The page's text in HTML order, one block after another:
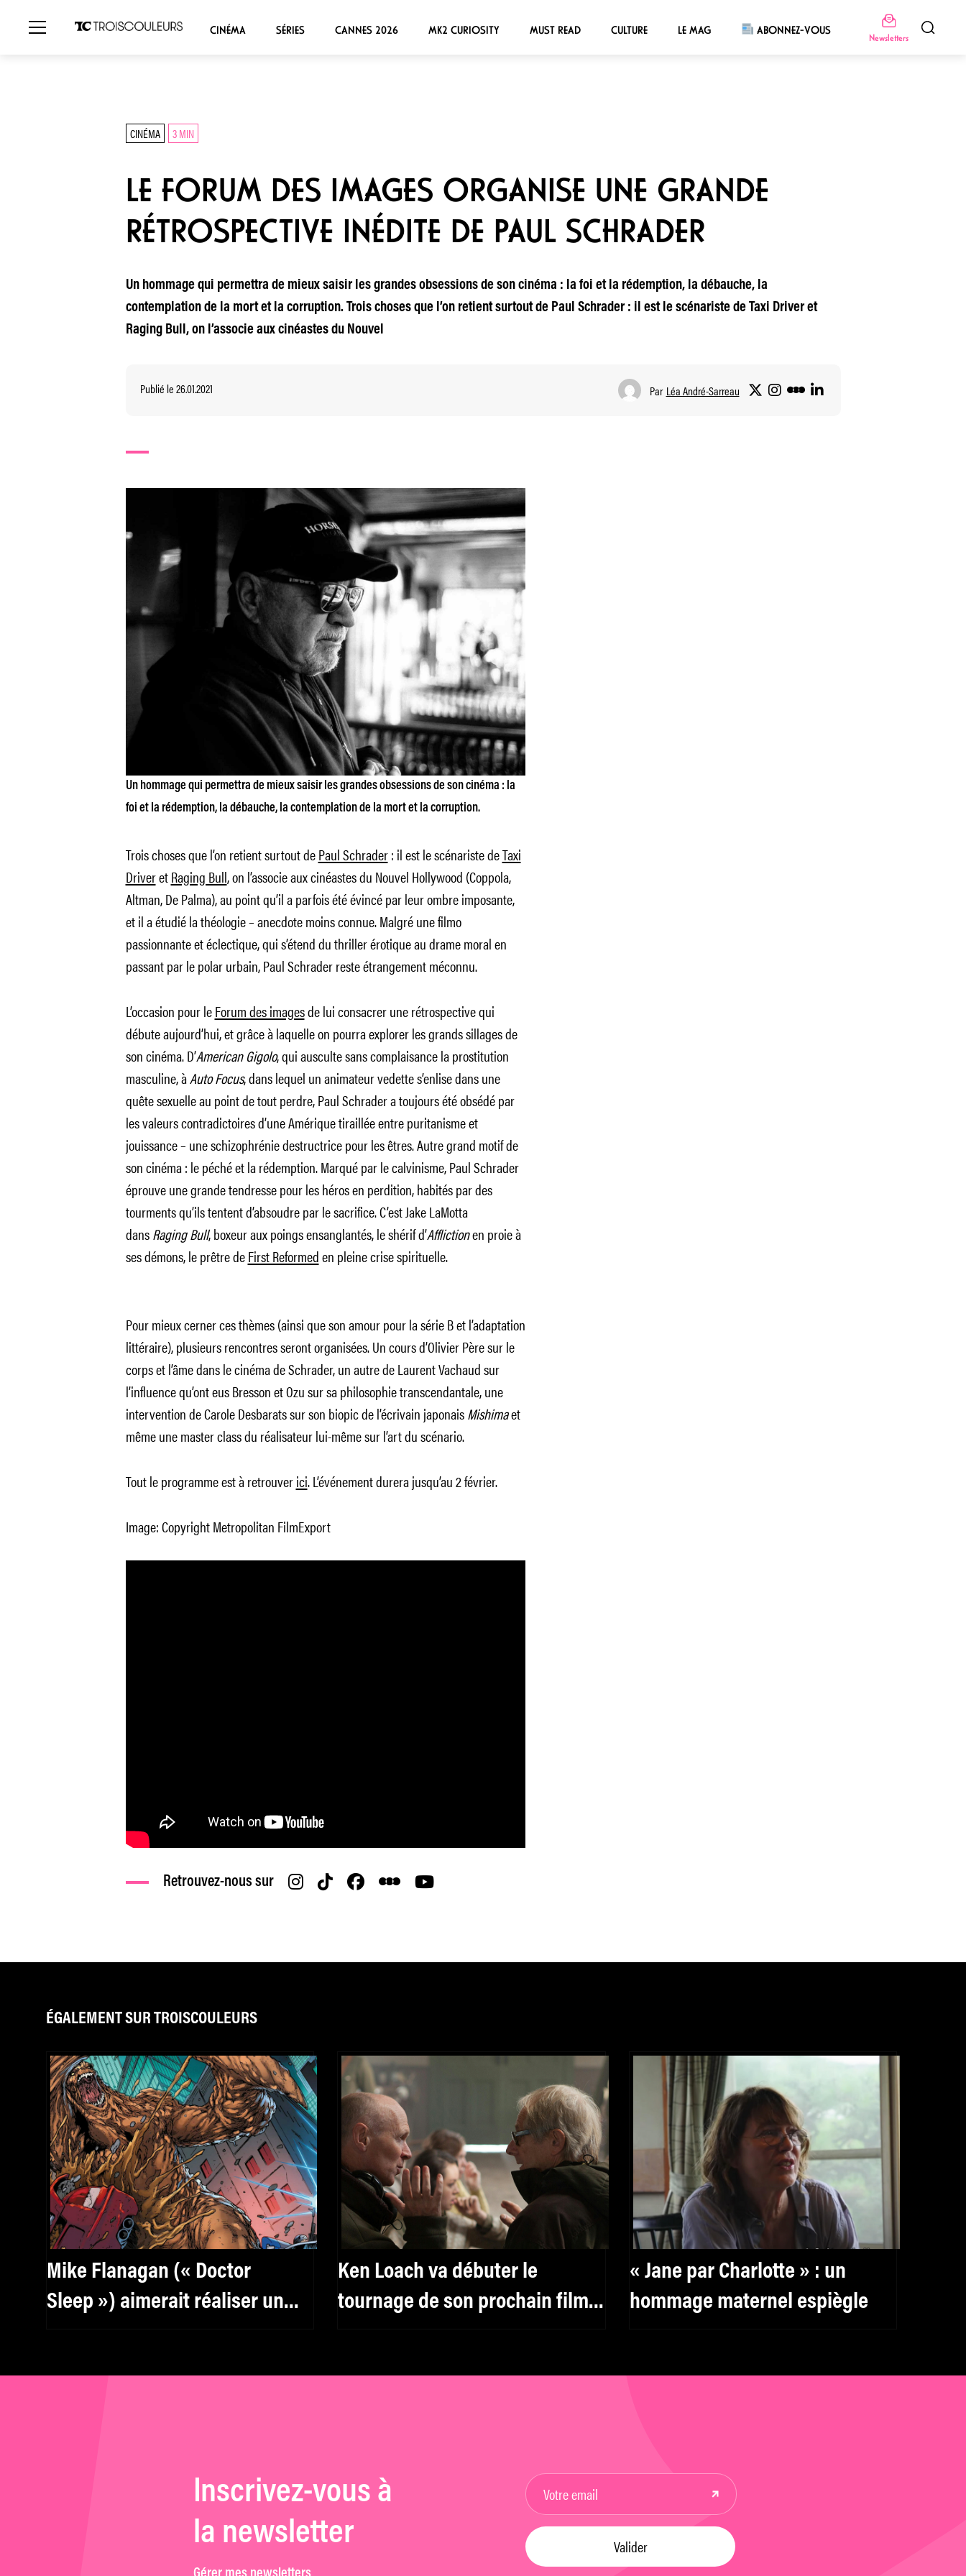
CINÉMA SÉRIES CANNES 2026 MK2 CURIOSITY MUST READ CULTURE LE MAG ABONNEZ-VOUS
Newsletters
CINÉMA 3 MIN
LE FORUM DES IMAGES ORGANISE UNE GRANDE
RÉTROSPECTIVE INÉDITE DE PAUL SCHRADER
Un hommage qui permettra de mieux saisir les grandes obsessions de son cinéma : la foi et la rédemption, la débauche, la
contemplation de la mort et la corruption. Trois choses que l’on retient surtout de Paul Schrader : il est le scénariste de Taxi Driver et
Raging Bull, on l’associe aux cinéastes du Nouvel
Publié le 26.01.2021 Par Léa André-Sarreau
Un hommage qui permettra de mieux saisir les grandes obsessions de son cinéma : la
foi et la rédemption, la débauche, la contemplation de la mort et la corruption.
Trois choses que l’on retient surtout dePaul Schrader: il est le scénariste deTaxi
DriveretRaging Bull, on l’associe aux cinéastes du Nouvel Hollywood (Coppola,
Altman, De Palma), au point qu’il a parfois été évincé par leur ombre imposante,
et il a étudié la théologie – anecdote moins connue. Malgré une filmo
passionnante et éclectique, qui s’étend du thriller érotique au drame moral en
passant par le polar urbain, Paul Schrader reste étrangement méconnu.
L’occasion pour leForum des imagesde lui consacrer une rétrospective qui
débute aujourd’hui, et grâce à laquelle on pourra explorer les grands sillages de
son cinéma. D’American Gigolo, qui ausculte sans complaisance la prostitution
masculine, àAuto Focus, dans lequel un animateur vedette s’enlise dans une
quête sexuelle au point de tout perdre, Paul Schrader a toujours été obsédé par
les valeurs contradictoires d’une Amérique tiraillée entre puritanisme et
jouissance – une schizophrénie destructrice pour les êtres. Autre grand motif de
son cinéma : le péché et la rédemption. Marqué par le calvinisme, Paul Schrader
éprouve une grande tendresse pour les héros en perdition, habités par des
tourments qu’ils tentent d’absoudre par le sacrifice. C’est Jake LaMotta
dansRaging Bull, boxeur aux poings ensanglantés, le shérif d’Afflictionen proie à
ses démons, le prêtre deFirst Reformeden pleine crise spirituelle.
Pour mieux cerner ces thèmes (ainsi que son amour pour la série B et l’adaptation
littéraire), plusieurs rencontres seront organisées. Un cours d’Olivier Père sur le
corps et l’âme dans le cinéma de Schrader, un autre de Laurent Vachaud sur
l’influence qu’ont eus Bresson et Ozu sur sa philosophie transcendantale, une
intervention de Carole Desbarats sur son biopic de l’écrivain japonaisMishimaet
même une master class du réalisateur lui-même sur l’art du scénario.
Tout le programme est à retrouverici. L’événement durera jusqu’au 2 février.
Image: Copyright Metropolitan FilmExport
Retrouvez-nous sur
ÉGALEMENT SUR TROISCOULEURS
Mike Flanagan (« Doctor
Sleep ») aimerait réaliser un
Ken Loach va débuter le
tournage de son prochain film «
« Jane par Charlotte » : un
hommage maternel espiègle
Inscrivez-vous à
la newsletter